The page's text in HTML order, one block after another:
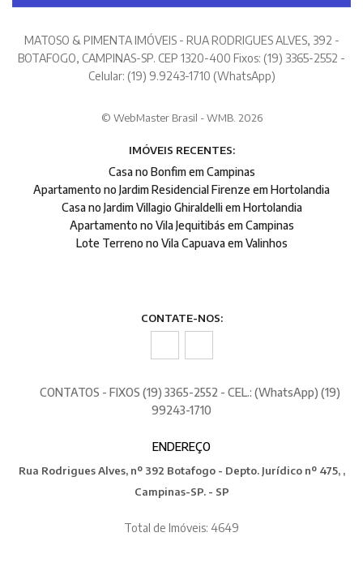
MATOSO & PIMENTA IMÓVEIS - RUA RODRIGUES ALVES, 392 -
BOTAFOGO, CAMPINAS-SP. CEP 1320-400 Fixos: (19) 3365-2552 -
Celular: (19) 9.9243-1710 (WhatsApp)
© WebMaster Brasil - WMB. 2026
IMÓVEIS RECENTES:
Casa no Bonfim em Campinas
Apartamento no Jardim Residencial Firenze em Hortolandia
Casa no Jardim Villagio Ghiraldelli em Hortolandia
Apartamento no Vila Jequitibás em Campinas
Lote Terreno no Vila Capuava em Valinhos
CONTATE-NOS:
CONTATOS - FIXOS (19) 3365-2552 - CEL.: (WhatsApp) (19)
99243-1710
ENDEREÇO
Rua Rodrigues Alves, nº 392 Botafogo - Depto. Jurídico nº 475, ,
Campinas-SP. - SP
Total de Imóveis: 4649